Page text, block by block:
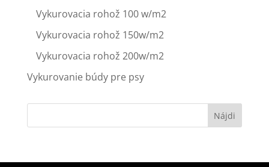
Vykurovacia rohož 100 w/m2
Vykurovacia rohož 150w/m2
Vykurovacia rohož 200w/m2
Vykurovanie búdy pre psy